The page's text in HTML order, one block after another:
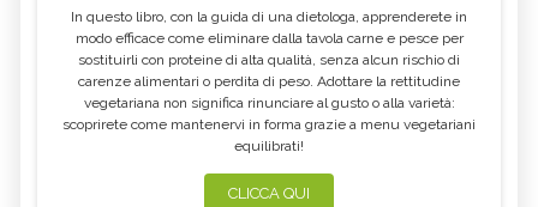
In questo libro, con la guida di una dietologa, apprenderete in
modo efficace come eliminare dalla tavola carne e pesce per
sostituirli con proteine di alta qualità, senza alcun rischio di
carenze alimentari o perdita di peso. Adottare la rettitudine
vegetariana non significa rinunciare al gusto o alla varietà:
scoprirete come mantenervi in forma grazie a menu vegetariani
equilibrati!
CLICCA QUI